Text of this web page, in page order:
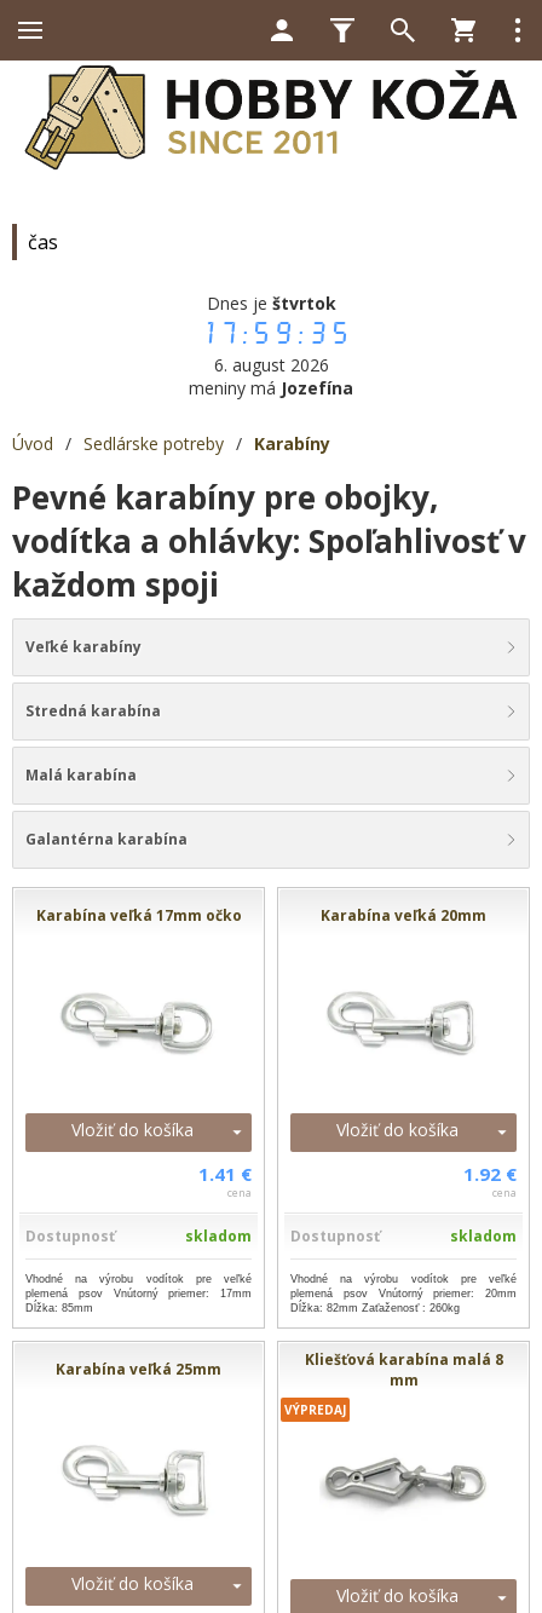
čas
Dnes je štvrtok
17:59:36
6. august 2026
meniny má Jozefína
Úvod / Sedlárske potreby / Karabíny
Pevné karabíny pre obojky,
vodítka a ohlávky: Spoľahlivosť v
každom spoji
Veľké karabíny
Stredná karabína
Malá karabína
Galantérna karabína
Karabína veľká 17mm očko
Vložiť do košíka
1.41 €
cena
Dostupnosť skladom
Vhodné na výrobu vodítok pre veľké
plemená psov Vnútorný priemer: 17mm
Dĺžka: 85mm
Karabína veľká 20mm
Vložiť do košíka
1.92 €
cena
Dostupnosť skladom
Vhodné na výrobu vodítok pre veľké
plemená psov Vnútorný priemer: 20mm
Dĺžka: 82mm Zaťaženosť : 260kg
Karabína veľká 25mm
Vložiť do košíka
Kliešťová karabína malá 8
mm
VÝPREDAJ
Vložiť do košíka